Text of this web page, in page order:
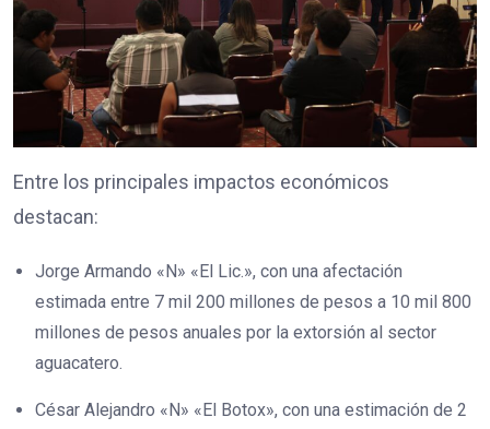
Entre los principales impactos económicos
destacan:
Jorge Armando «N» «El Lic.», con una afectación
estimada entre 7 mil 200 millones de pesos a 10 mil 800
millones de pesos anuales por la extorsión al sector
aguacatero.
César Alejandro «N» «El Botox», con una estimación de 2